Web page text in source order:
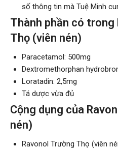
số thông tin mà Tuệ Minh
Thành phần có trong
Thọ (viên nén)
Paracetamol: 500mg
Dextromethorphan
Loratadin: 2,5mg
Tá dược vừa đủ
Cộng dụng của
nén)
Ravonol Trường Thọ (viên